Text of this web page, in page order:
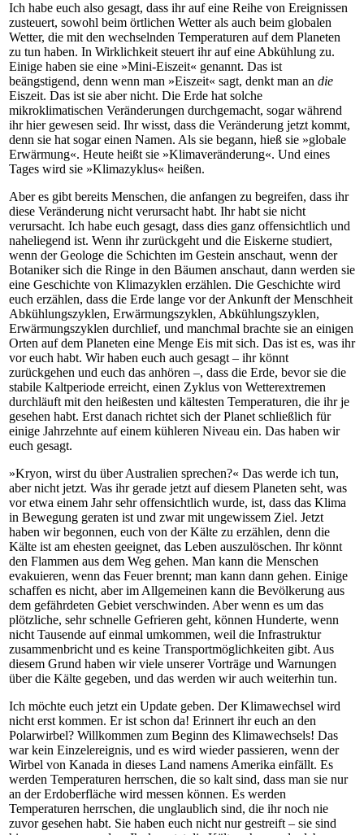
Ich habe euch also gesagt, dass ihr auf eine Reihe von Ereignissen
zusteuert, sowohl beim örtlichen Wetter als auch beim globalen
Wetter, die mit den wechselnden Temperaturen auf dem Planeten
zu tun haben. In Wirklichkeit steuert ihr auf eine Abkühlung zu.
Einige haben sie eine »Mini-Eiszeit« genannt. Das ist
beängstigend, denn wenn man »Eiszeit« sagt, denkt man an die
Eiszeit. Das ist sie aber nicht. Die Erde hat solche
mikroklimatischen Veränderungen durchgemacht, sogar während
ihr hier gewesen seid. Ihr wisst, dass die Veränderung jetzt kommt,
denn sie hat sogar einen Namen. Als sie begann, hieß sie »globale
Erwärmung«. Heute heißt sie »Klimaveränderung«. Und eines
Tages wird sie »Klimazyklus« heißen.
Aber es gibt bereits Menschen, die anfangen zu begreifen, dass ihr
diese Veränderung nicht verursacht habt. Ihr habt sie nicht
verursacht. Ich habe euch gesagt, dass dies ganz offensichtlich und
naheliegend ist. Wenn ihr zurückgeht und die Eiskerne studiert,
wenn der Geologe die Schichten im Gestein anschaut, wenn der
Botaniker sich die Ringe in den Bäumen anschaut, dann werden sie
eine Geschichte von Klimazyklen erzählen. Die Geschichte wird
euch erzählen, dass die Erde lange vor der Ankunft der Menschheit
Abkühlungszyklen, Erwärmungszyklen, Abkühlungszyklen,
Erwärmungszyklen durchlief, und manchmal brachte sie an einigen
Orten auf dem Planeten eine Menge Eis mit sich. Das ist es, was ihr
vor euch habt. Wir haben euch auch gesagt – ihr könnt
zurückgehen und euch das anhören –, dass die Erde, bevor sie die
stabile Kaltperiode erreicht, einen Zyklus von Wetterextremen
durchläuft mit den heißesten und kältesten Temperaturen, die ihr je
gesehen habt. Erst danach richtet sich der Planet schließlich für
einige Jahrzehnte auf einem kühleren Niveau ein. Das haben wir
euch gesagt.
»Kryon, wirst du über Australien sprechen?« Das werde ich tun,
aber nicht jetzt. Was ihr gerade jetzt auf diesem Planeten seht, was
vor etwa einem Jahr sehr offensichtlich wurde, ist, dass das Klima
in Bewegung geraten ist und zwar mit ungewissem Ziel. Jetzt
haben wir begonnen, euch von der Kälte zu erzählen, denn die
Kälte ist am ehesten geeignet, das Leben auszulöschen. Ihr könnt
den Flammen aus dem Weg gehen. Man kann die Menschen
evakuieren, wenn das Feuer brennt; man kann dann gehen. Einige
schaffen es nicht, aber im Allgemeinen kann die Bevölkerung aus
dem gefährdeten Gebiet verschwinden. Aber wenn es um das
plötzliche, sehr schnelle Gefrieren geht, können Hunderte, wenn
nicht Tausende auf einmal umkommen, weil die Infrastruktur
zusammenbricht und es keine Transportmöglichkeiten gibt. Aus
diesem Grund haben wir viele unserer Vorträge und Warnungen
über die Kälte gegeben, und das werden wir auch weiterhin tun.
Ich möchte euch jetzt ein Update geben. Der Klimawechsel wird
nicht erst kommen. Er ist schon da! Erinnert ihr euch an den
Polarwirbel? Willkommen zum Beginn des Klimawechsels! Das
war kein Einzelereignis, und es wird wieder passieren, wenn der
Wirbel von Kanada in dieses Land namens Amerika einfällt. Es
werden Temperaturen herrschen, die so kalt sind, dass man sie nur
an der Erdoberfläche wird messen können. Es werden
Temperaturen herrschen, die unglaublich sind, die ihr noch nie
zuvor gesehen habt. Sie haben euch nicht nur gestreift – sie sind